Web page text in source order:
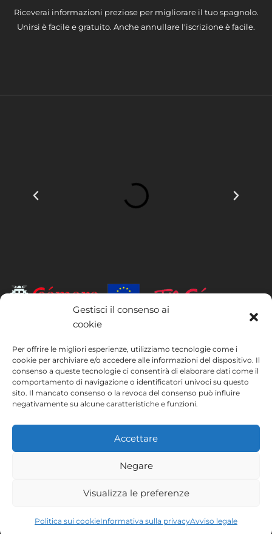
Gestisci il consenso ai
cookie
Per offrire le migliori esperienze, utilizziamo tecnologie come i
cookie per archiviare e/o accedere alle informazioni del dispositivo. Il
consenso a queste tecnologie ci consentirà di elaborare dati come il
comportamento di navigazione o identificatori univoci su questo
sito. Il mancato consenso o la revoca del consenso può influire
negativamente su alcune caratteristiche e funzioni.
Accettare
Negare
Visualizza le preferenze
Politica sui cookieInformativa sulla privacyAvviso legale
Riceverai informazioni preziose per migliorare il tuo spagnolo.
Unirsi è facile e gratuito. Anche annullare l'iscrizione è facile.
beneficiaria del Fondo europeo di sviluppo regionale, il cui obiettivo è
migliorare l’utilizzo e la qualità delle tecnologie dell’informazione e
della comunicazione e la loro accessibilità, e grazie al quale ha potuto
implementare le seguenti misure: presenza online tramite la propria
pagina web. Tale misura è stata attuata nel corso del 2020. A questo
scopo, la società è stata supportata dal programma TIC Cámaras,
Termini e condizioni
Politica sui cookie